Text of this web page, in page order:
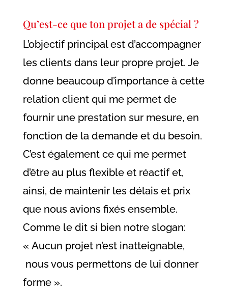
Qu’est-ce que ton projet a de spécial ?
L’objectif principal est d’accompagner
les clients dans leur propre projet. Je
donne beaucoup d’importance à cette
relation client qui me permet de
fournir une prestation sur mesure, en
fonction de la demande et du besoin.
C’est également ce qui me permet
d’être au plus flexible et réactif et,
ainsi, de maintenir les délais et prix
que nous avions fixés ensemble.
Comme le dit si bien notre slogan:
« Aucun projet n’est inatteignable,
nous vous permettons de lui donner
forme ».